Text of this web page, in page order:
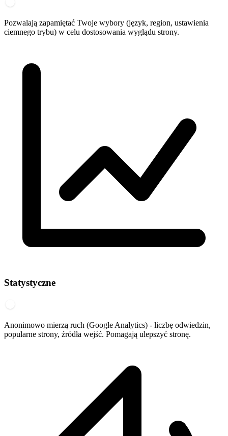
Pozwalają zapamiętać Twoje wybory (język, region, ustawienia
ciemnego trybu) w celu dostosowania wyglądu strony.
Statystyczne
Anonimowo mierzą ruch (Google Analytics) - liczbę odwiedzin,
popularne strony, źródła wejść. Pomagają ulepszyć stronę.